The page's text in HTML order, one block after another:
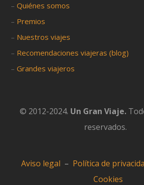
–Quiénes somos
– Premios
– Nuestros viajes
– Recomendaciones viajeras (blog)
–Grandes viajeros
© 2012-2024. Un Gran Viaje.
reservados.
Aviso legal – Política de
Cookies